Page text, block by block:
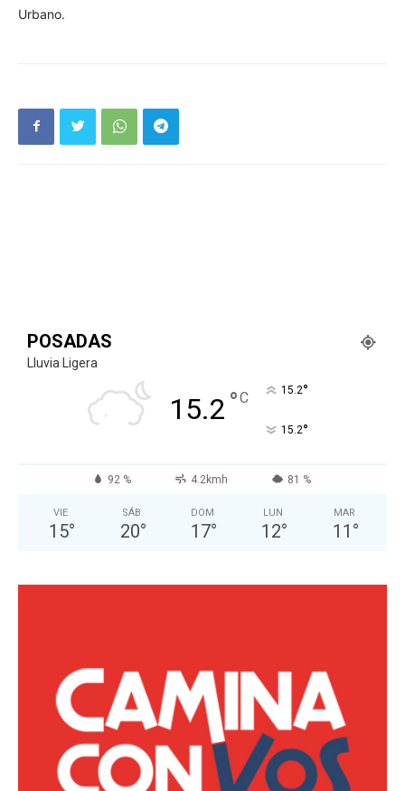
Urbano.
POSADAS
Lluvia Ligera
15.2 °C 15.2°
15.2°
92 % 4.2kmh 81 %
VIE
15°
SÁB
20°
DOM
17°
LUN
12°
MAR
11 °